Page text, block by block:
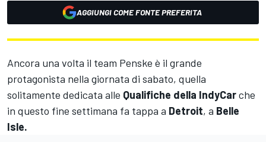
AGGIUNGI COME FONTE PREFERITA
Ancora una volta il team Penske è il grande
protagonista nella giornata di sabato, quella
solitamente dedicata alle Qualifiche della IndyCarche
in questo fine settimana fa tappa a Detroit, a Belle
Isle.